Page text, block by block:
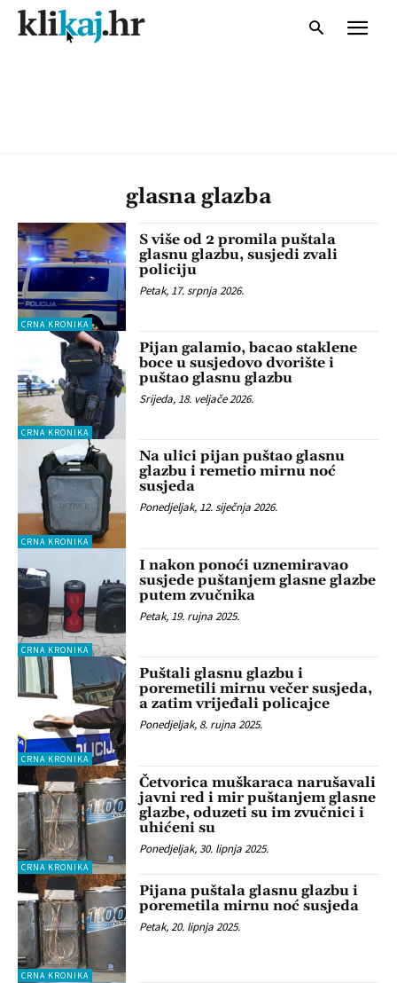
glasna glazba
CRNA KRONIKA
S više od 2 promila puštala
glasnu glazbu, susjedi zvali
policiju
Petak, 17. srpnja 2026.
CRNA KRONIKA
Pijan galamio, bacao staklene
boce u susjedovo dvorište i
puštao glasnu glazbu
Srijeda, 18. veljače 2026.
CRNA KRONIKA
Na ulici pijan puštao glasnu
glazbu i remetio mirnu noć
susjeda
Ponedjeljak, 12. siječnja 2026.
CRNA KRONIKA
I nakon ponoći uznemiravao
susjede puštanjem glasne glazbe
putem zvučnika
Petak, 19. rujna 2025.
CRNA KRONIKA
Puštali glasnu glazbu i
poremetili mirnu večer susjeda,
a zatim vrijeđali policajce
Ponedjeljak, 8. rujna 2025.
CRNA KRONIKA
Četvorica muškaraca narušavali
javni red i mir puštanjem glasne
glazbe, oduzeti su im zvučnici i
uhićeni su
Ponedjeljak, 30. lipnja 2025.
CRNA KRONIKA
Pijana puštala glasnu glazbu i
poremetila mirnu noć susjeda
Petak, 20. lipnja 2025.